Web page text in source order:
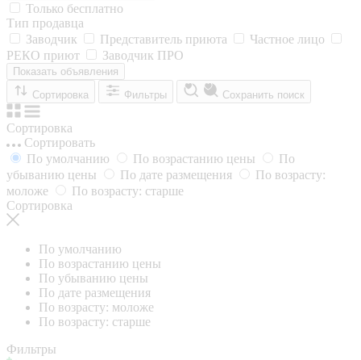
Только бесплатно
Тип продавца
Заводчик
Представитель приюта
Частное лицо
РЕКО приют
Заводчик ПРО
Показать объявления
Сортировка
Фильтры Сохранить поиск
Сортировка
Сортировать
По умолчанию
По возрастанию цены
По
убыванию цены
По дате размещения
По возрасту:
моложе
По возрасту: старше
Сортировка
По умолчанию
По возрастанию цены
По убыванию цены
По дате размещения
По возрасту: моложе
По возрасту: старше
Фильтры